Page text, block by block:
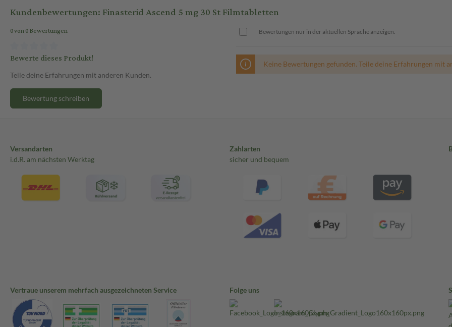
Kundenbewertungen: Finasterid Ascend 5 mg 30 St Filmtabletten
0 von 0 Bewertungen
Bewerte dieses Produkt!
Teile deine Erfahrungen mit anderen Kunden.
Bewertung schreiben
Bewertungen nur in der aktuellen Sprache anzeigen.
Keine Bewertungen gefunden. Teile deine Erfahrungen mit
Versandarten
i.d.R. am nächsten Werktag
Zahlarten
sicher und bequem
Vertraue unserem mehrfach ausgezeichneten Service Folge uns